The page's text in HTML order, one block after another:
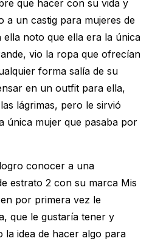
que hacer con su vida y
a un castig para mujeres de
ella noto que ella era la única
vio la ropa que ofrecían
forma salía de su
en un outfit para ella,
lágrimas, pero le sirvió
única mujer que pasaba por
conocer a una
estrato 2 con su marca Mis
por primera vez le
que le gustaría tener y
la idea de hacer algo para